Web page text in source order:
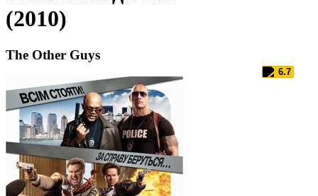
(2010)
The Other Guys
6.7